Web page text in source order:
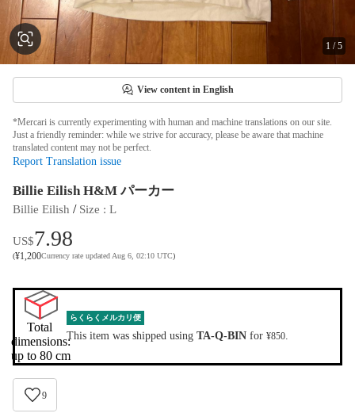
1 /5
View content in English
*Mercari is currently experimenting with human and machine translations on our site.
Just a friendly reminder: while we strive for accuracy, please be aware that machine
translated content may not be perfect.
Report Translation issue
Billie Eilish H&M パーカー
Billie Eilish / Size : L
US$7.98
(¥1,200Currency rate updated Aug 6, 02:10 UTC)
Total
dimensions:
up to 80 cm
らくらくメルカリ便
This item was shipped using TA-Q-BIN for ¥850.
9